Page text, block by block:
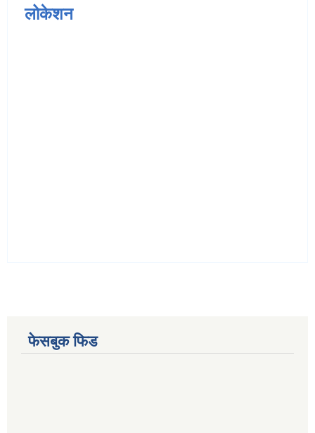
लोकेशन
फेसबुक फिड